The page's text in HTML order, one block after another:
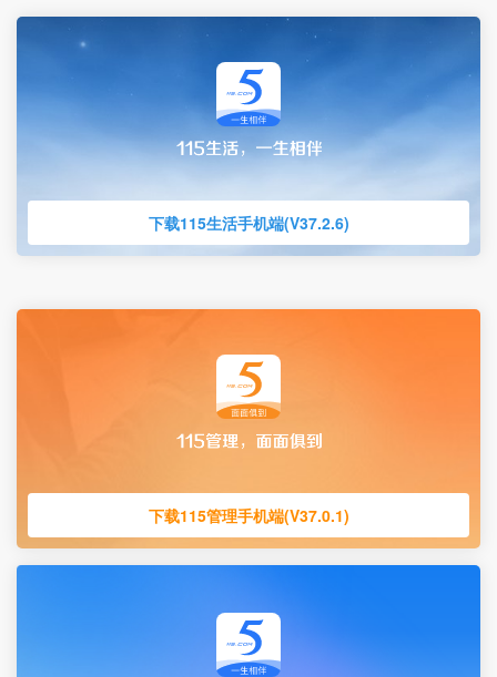
下载115生活手机端(V37.2.6)
下载115管理手机端(V37.0.1)